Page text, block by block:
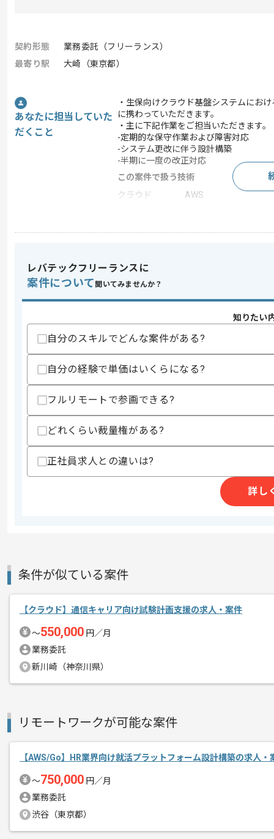
契約形態
業務委託（フリーランス）
最寄り駅
大崎（東京都）
あなたに担当していた
だくこと
・生保向けクラウド基盤システムにお
に携わっていただきます。
・主に下記作業をご担当いただきます。
-定期的な保守作業および障害対応
-システム更改に伴う設計構築
-半期に一度の改正対応
この案件で扱う技術
クラウド
AWS
この案件のポイント
業務内容
特徴
求めるスキル
歓迎スキル
・コンテナ環境の運用、構築経験
・Gitlab、Ansible、Hinemosを用いた実
上記に似た経験やスキルをお持ちであれば申
メント
システム開発、エンジニアリング、クラ
を展開している企業でございます。
今回は生保向けクラウド基盤システム
レバテックフリーランスに
案件について 聞いてみませんか？
知りたい
自分のスキルでどんな案件がある?
自分の経験で単価はいくらになる?
フルリモートで参画できる?
どれくらい裁量権がある?
正社員求人との違いは?
詳し
条件が似ている案件
【クラウド】通信キャリア向け試験計画支援の求人・案件
〜550,000 円／月
業務委託
新川崎（神奈川県）
リモートワークが可能な案件
【AWS/Go】HR業界向け就活プラットフォーム設計構築の求人・
〜750,000 円／月
業務委託
渋谷（東京都）